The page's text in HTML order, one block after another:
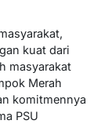
kuat dari
masyarakat
Merah
komitmennya
PSU